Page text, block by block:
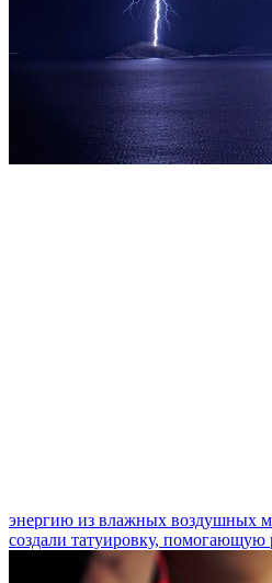
энергию из влажных воздушных
создали татуировку, помогающую